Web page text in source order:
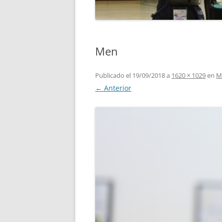
Men
Publicado el 19/09/2018a 1620 × 1029en
← Anterior